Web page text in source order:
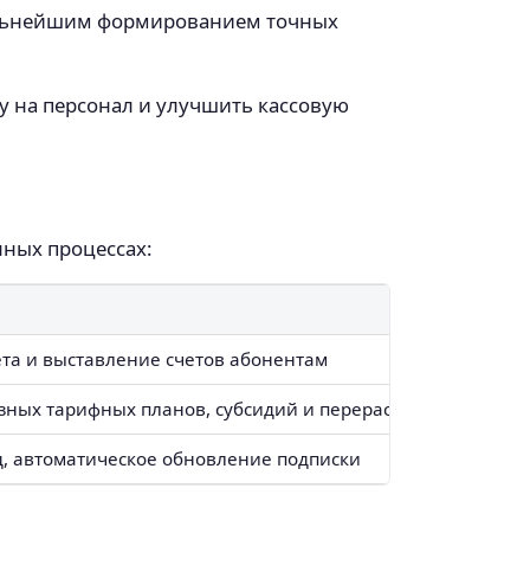
формированием точных
на персонал и улучшить кассовую
процессах:
и выставление счетов абонентам
тарифных планов, субсидий и перерасчётов
обновление подписки